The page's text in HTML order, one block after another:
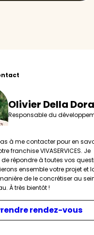
Olivier Della Dora
Responsable du
à me contacter pour en
franchise VIVASERVICES. Je
répondre à toutes vos
ensemble votre projet et
de le concrétiser au
À très bientôt !
rendez-vous